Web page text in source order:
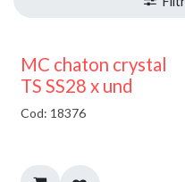
MC chaton crystal
TS SS28 x und
Cod: 18376